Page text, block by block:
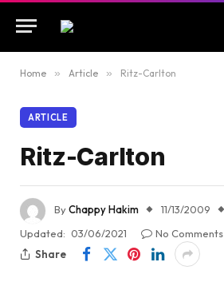
Home » Article » Ritz-Carlton
ARTICLE
Ritz-Carlton
ByChappy Hakim
11/13/2009
Updated: 03/06/2021 No Comments
Share